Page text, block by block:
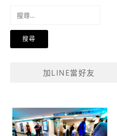
關
加LINE當好友